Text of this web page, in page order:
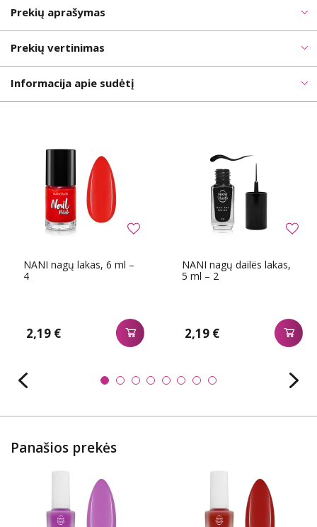
Prekių aprašymas
Prekių vertinimas
Informacija apie sudėtį
NANI nagų lakas, 6 ml –
4
2,19 €
NANI nagų dailës lakas,
5 ml – 2
2,19 €
Panašios prekės